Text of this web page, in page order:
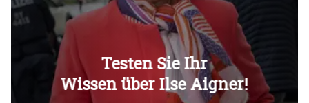
Überspringen